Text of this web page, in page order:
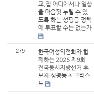
교,집 어디에서나 일상
을 마음껏 누릴 수 있
도록 하는 성평등 정책
에 투표할 수는 없는가
279
한국여성의전화와 함
께하는 2026 제9회
전국동시지방선거 후
보자 성평등 체크리스
트